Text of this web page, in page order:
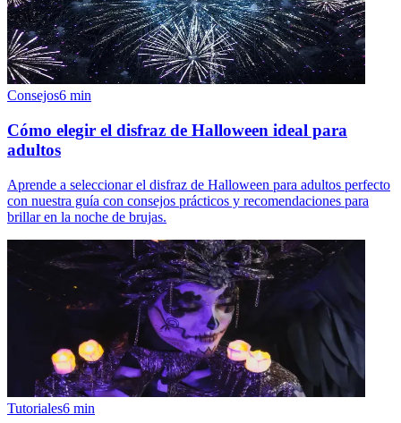
Consejos6 min
Cómo elegir el disfraz de Halloween ideal para
adultos
Aprende a seleccionar el disfraz de Halloween para adultos perfecto
con nuestra guía con consejos prácticos y recomendaciones para
brillar en la noche de brujas.
Tutoriales6 min